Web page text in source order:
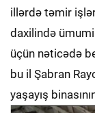
illərdə təmir
daxilində
üçün nəticədə
bu il Şabran
yaşayış